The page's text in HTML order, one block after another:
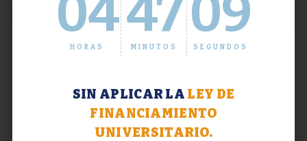
04
HORAS
47
MINUTOS
10
SEGUNDOS
SIN APLICAR LA LEY DE
FINANCIAMIENTO
UNIVERSITARIO.